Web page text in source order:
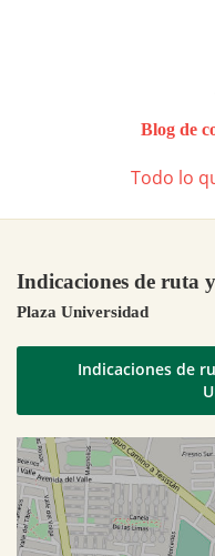
Blog de
Todo lo
Indicaciones de ruta
Plaza Universidad
Indicaciones de